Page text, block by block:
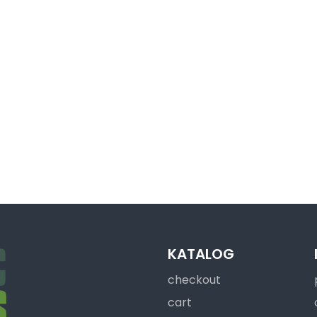
KATALOG
checkout
cart